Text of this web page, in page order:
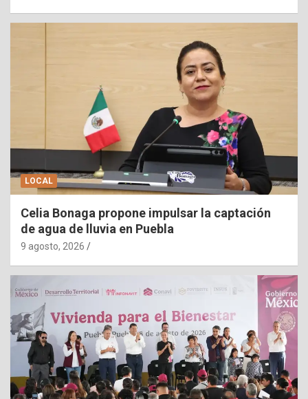
LOCAL
Celia Bonaga propone impulsar la captación
de agua de lluvia en Puebla
9 agosto, 2026